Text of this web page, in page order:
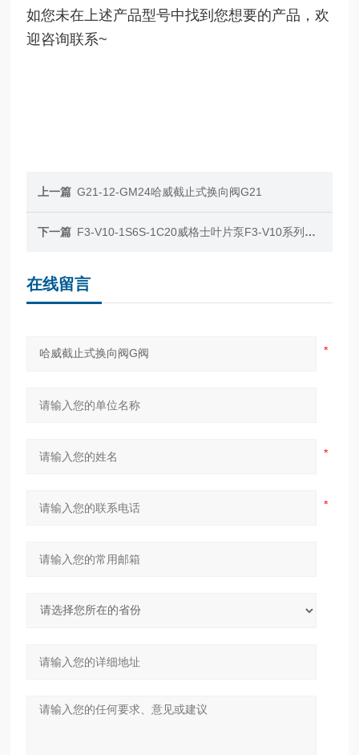
如您未在上述产品型号中找到您想要的产品，欢
迎咨询联系~
上一篇 G21-12-GM24哈威截止式换向阀G21
下一篇 F3-V10-1S6S-1C20威格士叶片泵F3-V10系列及密封包919772现货
在线留言